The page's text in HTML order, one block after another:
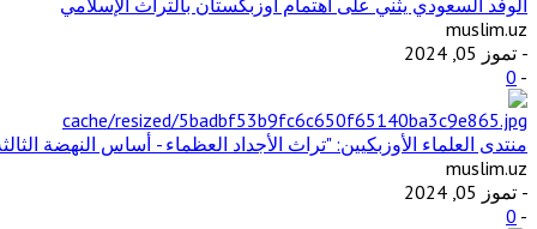
muslim.uz
- تموز 05, 2024
-
0
منتدى العلماء الأوزبكيين: "تراث الأجداد العظماء - أساس النهضة
muslim.uz
- تموز 05, 2024
-
0